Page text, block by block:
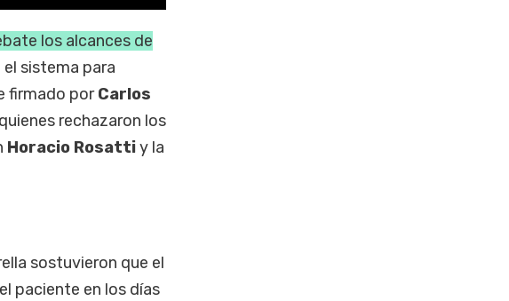
los alcances de
sistema para
firmado porCarlos
rechazaron los
Horacio Rosattiy la
sostuvieron que el
paciente en los días